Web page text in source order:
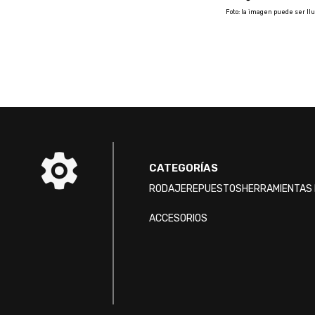
Foto: la imagen puede ser
CATEGORÍAS
RODAJEREPUESTOSHERRAMIENTAS
ACCESORIOS